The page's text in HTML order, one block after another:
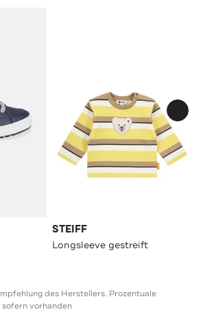
STEIFF
Longsleeve gestreift
des Herstellers. Prozentuale
sofern vorhanden